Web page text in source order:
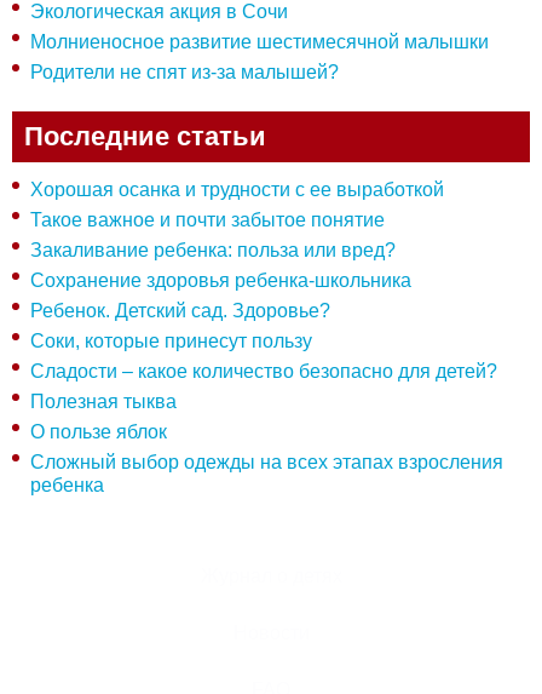
Экологическая акция в Сочи
Молниеносное развитие шестимесячной малышки
Родители не спят из-за малышей?
Последние статьи
Хорошая осанка и трудности с ее выработкой
Такое важное и почти забытое понятие
Закаливание ребенка: польза или вред?
Сохранение здоровья ребенка-школьника
Ребенок. Детский сад. Здоровье?
Соки, которые принесут пользу
Сладости – какое количество безопасно для детей?
Полезная тыква
О пользе яблок
Сложный выбор одежды на всех этапах взросления
ребенка